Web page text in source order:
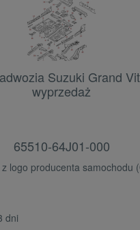
Suzuki Grand
wyprzedaż
65510-64J01-000
z logo producenta samochodu
dni